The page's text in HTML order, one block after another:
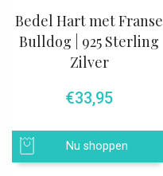
Bedel Hart met Franse
Bulldog | 925 Sterling
Zilver
€33,95
Nu shoppen